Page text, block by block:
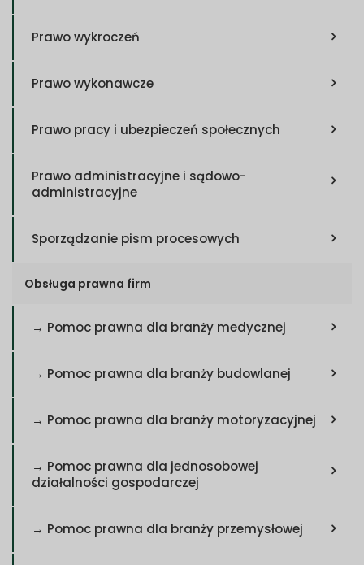
Prawo wykroczeń
Prawo wykonawcze
Prawo pracy i ubezpieczeń społecznych
Prawo administracyjne i sądowo-
administracyjne
Sporządzanie pism procesowych
Obsługa prawna firm
→ Pomoc prawna dla branży medycznej
→ Pomoc prawna dla branży budowlanej
→ Pomoc prawna dla branży motoryzacyjnej
→ Pomoc prawna dla jednosobowej
działalności gospodarczej
→ Pomoc prawna dla branży przemysłowej